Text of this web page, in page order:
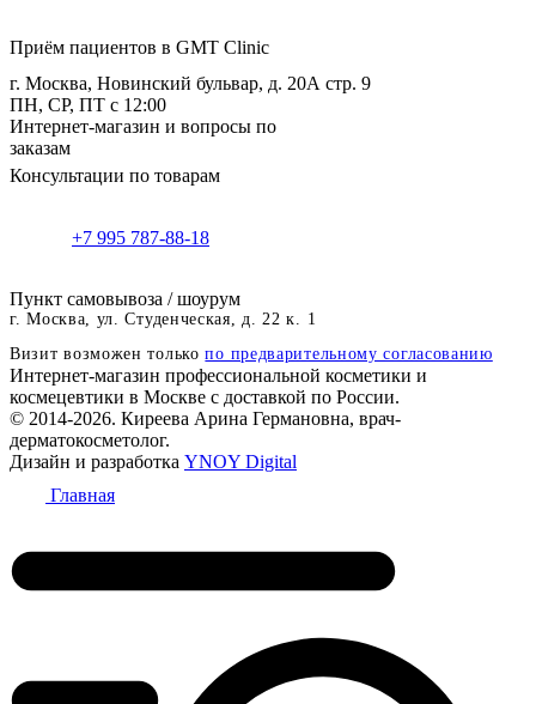
Приём пациентов в GMT Clinic
г. Москва, Новинский бульвар, д. 20А стр. 9
ПН, СР, ПТ с 12:00
Интернет-магазин и вопросы по
заказам
Консультации по товарам
+7 995 787-88-18
Пункт самовывоза / шоурум
г. Москва, ул. Студенческая, д. 22 к. 1
Визит возможен толькопо предварительному согласованию
Интернет-магазин профессиональной косметики и
космецевтики в Москве с доставкой по России.
© 2014-2026. Киреева Арина Германовна, врач-
дерматокосметолог.
Дизайн и разработка YNOY Digital
Главная